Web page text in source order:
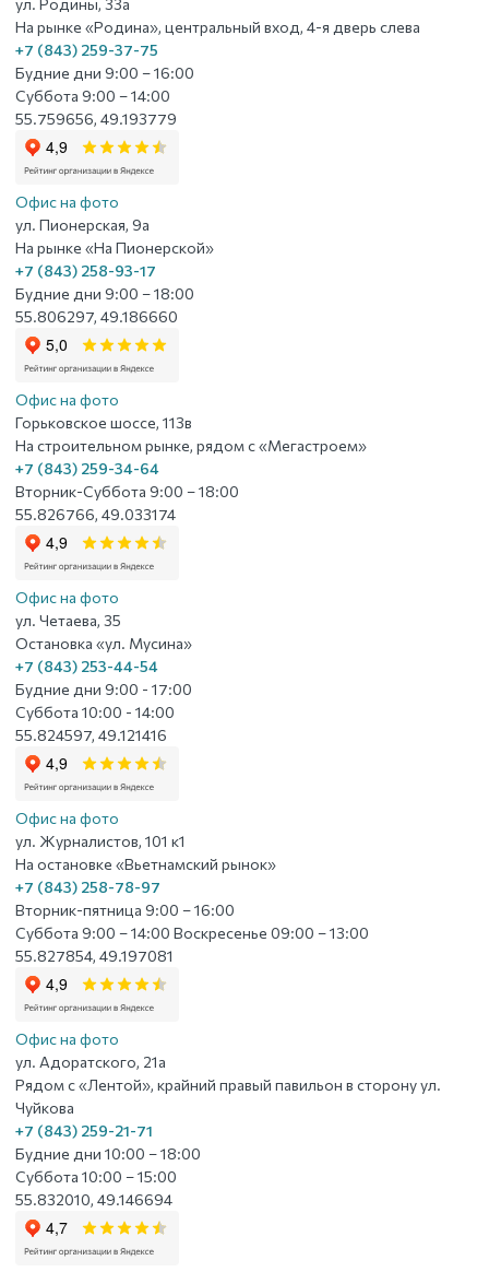
ул. Родины, 33а
На рынке «Родина», центральный вход, 4-я дверь слева
+7 (843) 259-37-75
Будние дни 9:00 – 16:00
Суббота 9:00 – 14:00
55.759656, 49.193779
Офис на фото
ул. Пионерская, 9а
На рынке «На Пионерской»
+7 (843) 258-93-17
Будние дни 9:00 – 18:00
55.806297, 49.186660
Офис на фото
Горьковское шоссе, 113в
На строительном рынке, рядом с «Мегастроем»
+7 (843) 259-34-64
Вторник-Суббота 9:00 – 18:00
55.826766, 49.033174
Офис на фото
ул. Четаева, 35
Остановка «ул. Мусина»
+7 (843) 253-44-54
Будние дни 9:00 - 17:00
Суббота 10:00 - 14:00
55.824597, 49.121416
Офис на фото
ул. Журналистов, 101 к1
На остановке «Вьетнамский рынок»
+7 (843) 258-78-97
Вторник-пятница 9:00 – 16:00
Суббота 9:00 – 14:00 Воскресенье 09:00 – 13:00
55.827854, 49.197081
Офис на фото
ул. Адоратского, 21а
Рядом с «Лентой», крайний правый павильон в сторону ул.
Чуйкова
+7 (843) 259-21-71
Будние дни 10:00 – 18:00
Суббота 10:00 – 15:00
55.832010, 49.146694